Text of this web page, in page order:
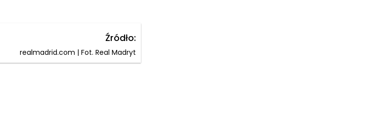
Źródło:
realmadrid.com | Fot. Real Madryt